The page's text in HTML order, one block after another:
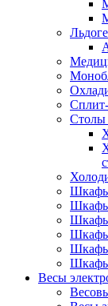
Столы
Шкафы
Шкафы
Шкафы
Шкафы
Шкафы
Шкафы
Весы